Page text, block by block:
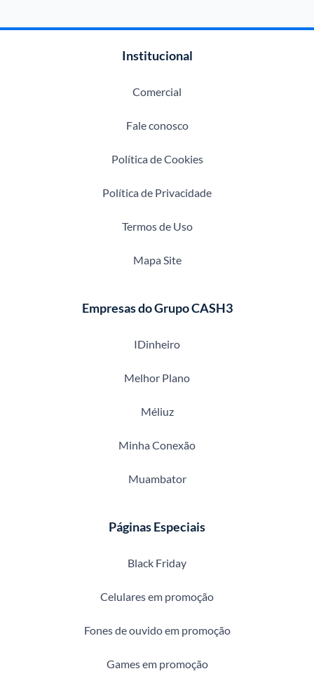
Institucional
Comercial
Fale conosco
Política de Cookies
Política de Privacidade
Termos de Uso
Mapa Site
Empresas do Grupo CASH3
IDinheiro
Melhor Plano
Méliuz
Minha Conexão
Muambator
Páginas Especiais
Black Friday
Celulares em promoção
Fones de ouvido em promoção
Games em promoção